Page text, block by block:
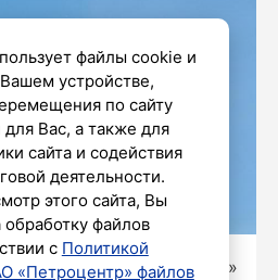
дневник»
файлы cookie и
устройстве,
по сайту
Вас, а также для
сайта и содействия
деятельности.
этого сайта, Вы
файлов
с Политикой
«Петроцентр» файлов